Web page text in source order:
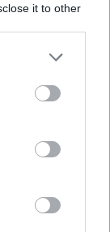
it to other
more Google
may click to
tags to
below Googleγια να
τρόποι –